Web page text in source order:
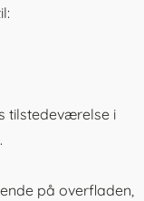
tilstedeværelse i
på overfladen,